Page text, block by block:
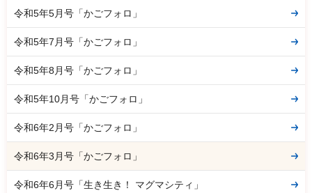
令和5年5月号「かごフォロ」
令和5年7月号「かごフォロ」
令和5年8月号「かごフォロ」
令和5年10月号「かごフォロ」
令和6年2月号「かごフォロ」
令和6年3月号「かごフォロ」
令和6年6月号「生き生き！ マグマシティ」